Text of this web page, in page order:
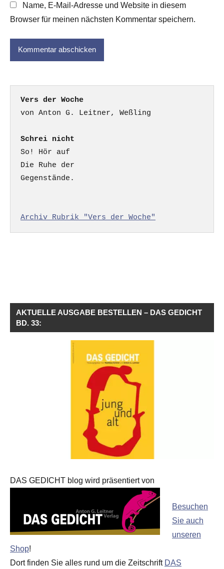
Name, E-Mail-Adresse und Website in diesem
Browser für meinen nächsten Kommentar speichern.
Vers der Woche
Schrei nicht
So! Hör auf
Die Ruhe der
Gegenstände.
Archiv Rubrik "Vers der Woche"
AKTUELLE AUSGABE BESTELLEN – DAS GEDICHT
BD. 33:
DAS GEDICHT blog wird präsentiert von
Besuchen
Sie auch
unseren
Shop!
Dort finden Sie alles rund um die Zeitschrift DAS